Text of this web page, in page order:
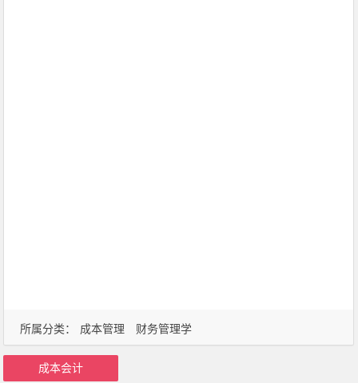
所属分类： 成本管理 财务管理学
成本会计